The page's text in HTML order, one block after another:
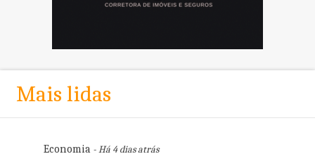
Mais lidas
Economia- Há 4 dias atrás